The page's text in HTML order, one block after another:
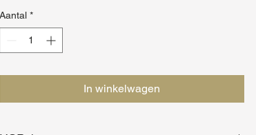
Aantal *
In winkelwagen